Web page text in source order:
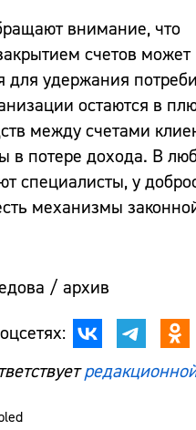
внимание, что
счетов может
для удержания
остаются в
между счетами
в потере дохода. В
специалисты, у
механизмы
/ архив